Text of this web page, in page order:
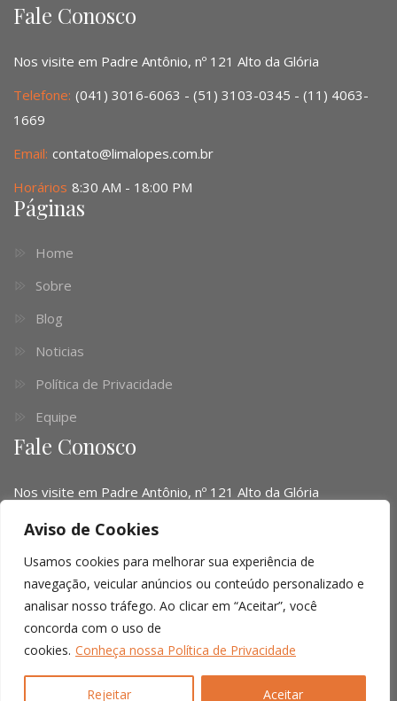
Aviso de Cookies
Usamos cookies para melhorar sua experiência de
navegação, veicular anúncios ou conteúdo personalizado e
analisar nosso tráfego. Ao clicar em “Aceitar”, você
concorda com o uso de
cookies. Conheça nossa Política de Privacidade
Rejeitar Aceitar
Fale Conosco
Nos visite em Padre Antônio, nº 121 Alto da Glória
Telefone: (041) 3016-6063 - (51) 3103-0345 - (11) 4063-
1669
Email: contato@limalopes.com.br
Horários 8:30 AM - 18:00 PM
Páginas
Home
Sobre
Blog
Noticias
Política de Privacidade
Equipe
Fale Conosco
Nos visite em Padre Antônio, nº 121 Alto da Glória
Telefone: (041) 3016-6063 - (51) 3103-0345 - (11) 4063-
Email: contato@limalopes.com.br
8:30 AM - 18:00 PM
© Copyright 2026 | | All right reserved.